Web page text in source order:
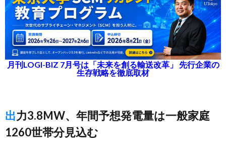
月刊LOGI-BIZ 7月号は「未来を創る輸送改革」 先行企業の
生存戦略を徹底取材
出力3.8MW、年間予想発電量は一般家庭
1260世帯分見込む